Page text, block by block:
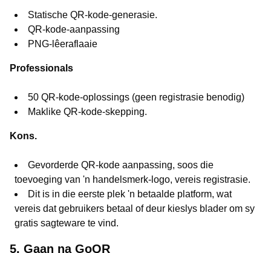
Statische QR-kode-generasie.
QR-kode-aanpassing
PNG-lêeraflaaie
Professionals
50 QR-kode-oplossings (geen registrasie benodig)
Maklike QR-kode-skepping.
Kons.
Gevorderde QR-kode aanpassing, soos die
toevoeging van 'n handelsmerk-logo, vereis registrasie.
Dit is in die eerste plek 'n betaalde platform, wat
vereis dat gebruikers betaal of deur kieslys blader om sy
gratis sagteware te vind.
5. Gaan na GoQR